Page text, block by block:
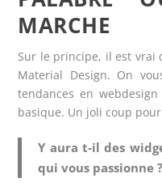
MARCHE
Sur le principe, il est vrai
Material Design. On
tendances en
basique. Un joli coup
Y aura t-il des
qui vous passionne